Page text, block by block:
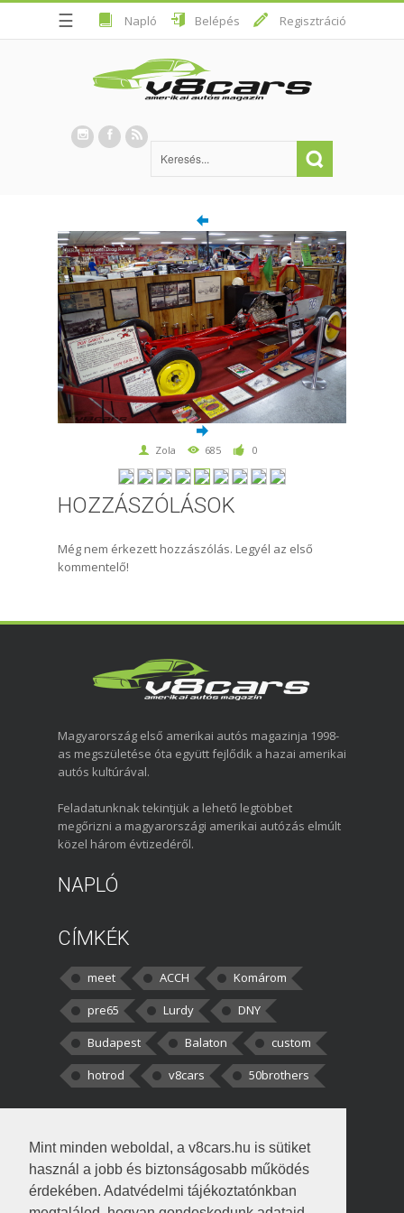
Mint minden weboldal, a v8cars.hu is sütiket
használ a jobb és biztonságosabb működés
érdekében. Adatvédelmi tájékoztatónkban
☰ Napló Belépés Regisztráció
Zola 685 0
HOZZÁSZÓLÁSOK
Még nem érkezett hozzászólás. Legyél az első
kommentelő!
Magyarország első amerikai autós magazinja 1998-
as megszületése óta együtt fejlődik a hazai amerikai
autós kultúrával.
Feladatunknak tekintjük a lehető legtöbbet
megőrizni a magyarországi amerikai autózás elmúlt
közel három évtizedéről.
NAPLÓ
CÍMKÉK
meet ACCH
Komárom
pre65
Lurdy
DNY
Budapest
Balaton
custom
hotrod
v8cars 50brothers
kortisz:Elszúrtam! Én csak két
darabbaal számoltam. Nem tudtam, hogy fél autót,